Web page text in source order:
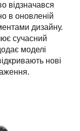
відзначався
в оновленій
дизайну.
сучасний
моделі
нові